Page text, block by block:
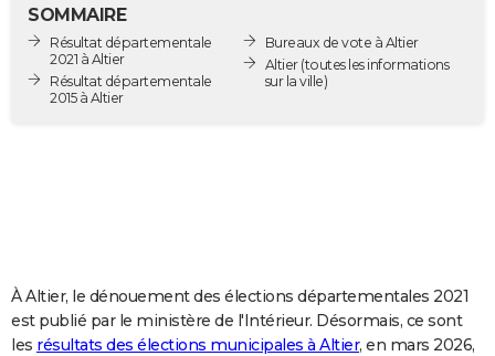
Destinations
City break
Voyage nature
Voyage de noces
Forum
Climat
GUIDES D'ACHAT
COPAINS D'AVANT
S'inscrire
Se connecter
Lycées
Collèges
Primaires
Universités
Entreprises
Service militaire
Avis de recherche
AVIS DE DÉCÈS
SOMMAIRE
Résultat départementale
2021 à Altier
Résultat départementale
2015 à Altier
Bureaux de vote à Altier
Altier(toutes les informations
sur la ville)
À Altier, le dénouement des élections départementales 2021
est publié par le ministère de l'Intérieur. Désormais, ce sont
les résultats des élections municipales à Altier, en mars 2026,